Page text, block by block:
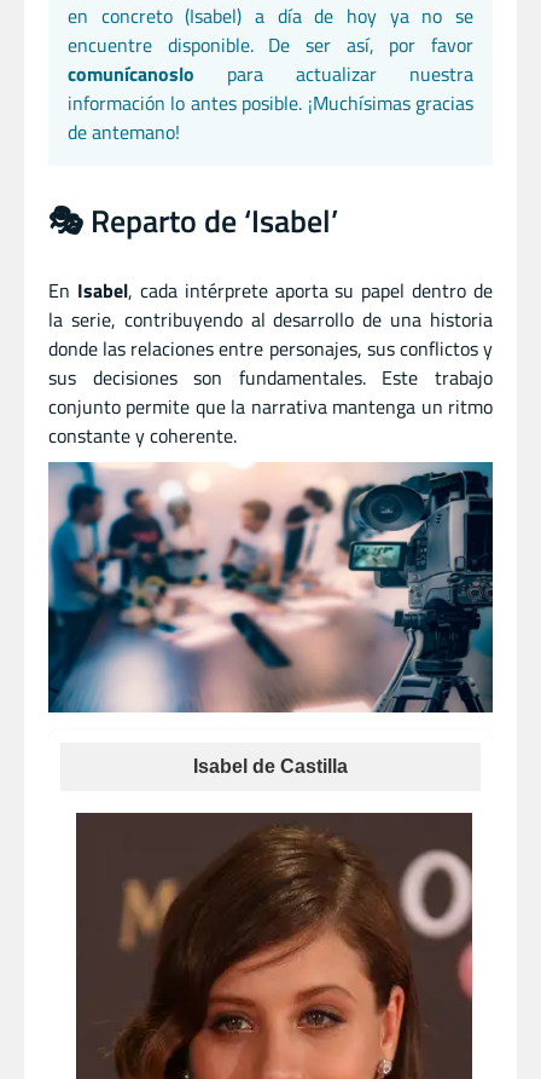
en concreto (Isabel) a día de hoy ya no se
encuentre disponible. De ser así, por favor
comunícanoslo para actualizar nuestra
información lo antes posible. ¡Muchísimas gracias
de antemano!
🎭 Reparto de ‘Isabel’
En Isabel, cada intérprete aporta su papel dentro de
la serie, contribuyendo al desarrollo de una historia
donde las relaciones entre personajes, sus conflictos y
sus decisiones son fundamentales. Este trabajo
conjunto permite que la narrativa mantenga un ritmo
constante y coherente.
Isabel de Castilla